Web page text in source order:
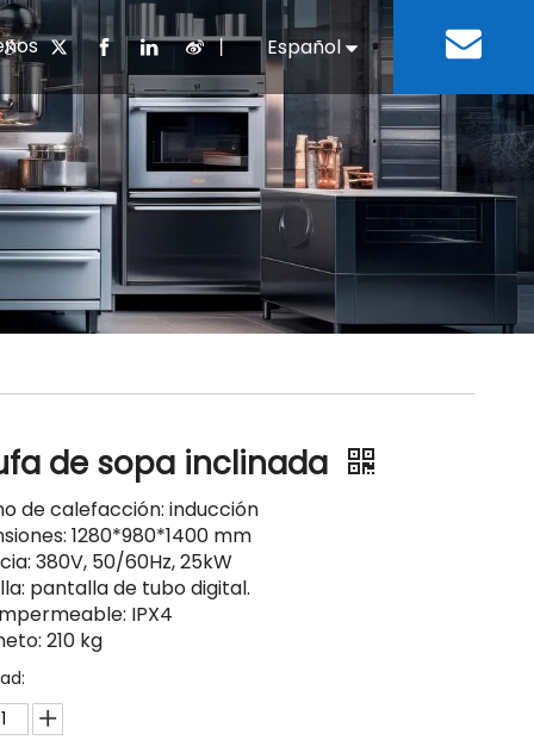
chino Equipos de refrigeración
Equipo para lavar platos
Negocios e Industria Residencias de
Descargar
del desarrollo
丨 Español
English
de sopa inclinada
de calefacción: inducción
1280*980*1400 mm
380V, 50/60Hz, 25kW
pantalla de tubo digital.
IPX4
210 kg